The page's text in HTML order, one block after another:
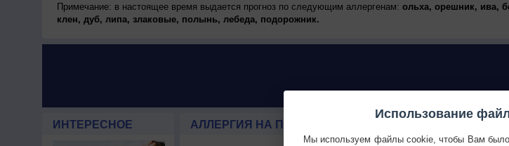
Примечание: в настоящее время выдается прогноз по следующим аллергенам: ольха, орешник, ива,
клен, дуб, липа, злаковые, полынь, лебеда, подорожник.
ИНТЕРЕСНОЕ АЛЛЕРГИЯ НА ПЫЛЬЦУ РАСТЕНИЙ в Абадзехской
Использование
Мы используем файлы cookie, чтобы Вам было